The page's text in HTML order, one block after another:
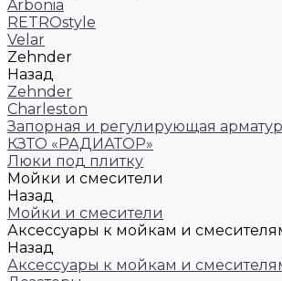
Arbonia
RETROstyle
Velar
Zehnder
Назад
Zehnder
Charleston
Запорная и регулирующая
КЗТО «РАДИАТОР»
Люки под плитку
Мойки и смесители
Назад
Мойки и смесители
Аксессуары к мойкам и
Назад
Аксессуары к мойкам и